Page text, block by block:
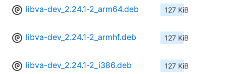
libva-dev_2.24.1-2_arm64.deb 127 KiB
libva-dev_2.24.1-2_armhf.deb 127 KiB
libva-dev_2.24.1-2_i386.deb 127 KiB